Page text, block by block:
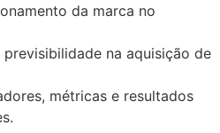
da marca no
na aquisição de
métricas e resultados